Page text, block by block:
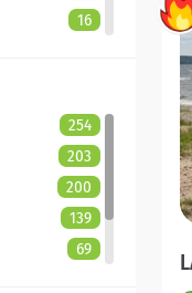
16
254
203
200
139
69